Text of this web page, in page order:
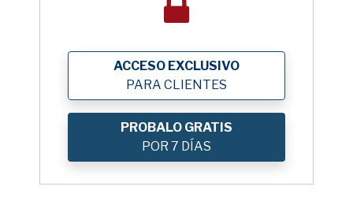
ACCESO EXCLUSIVO
PARA CLIENTES
PROBALO GRATIS
POR 7 DÍAS